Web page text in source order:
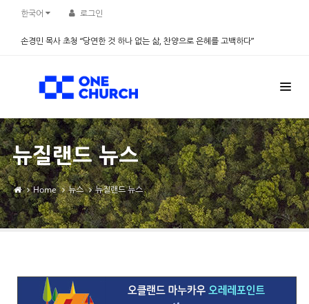
한국어 로그인
손경민 목사 초청 “당연한 것 하나 없는 삶, 찬양으로 은혜를 고백하다”
뉴질랜드 뉴스
Home 뉴스 뉴질랜드 뉴스
Sketchbook5, 스케치북5